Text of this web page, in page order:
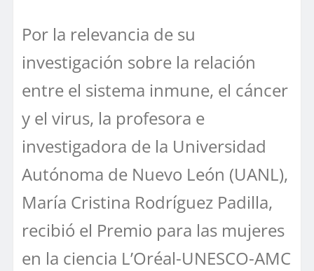
Por la relevancia de su
investigación sobre la relación
entre el sistema inmune, el cáncer
y el virus, la profesora e
investigadora de la Universidad
Autónoma de Nuevo León (UANL),
María Cristina Rodríguez Padilla,
recibió el Premio para las mujeres
en la ciencia L’Oréal-UNESCO-AMC